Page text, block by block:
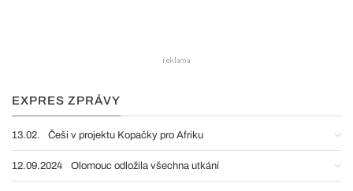
EXPRES ZPRÁVY
13.02. Češi v projektu Kopačky pro Afriku
12.09.2024 Olomouc odložila všechna utkání